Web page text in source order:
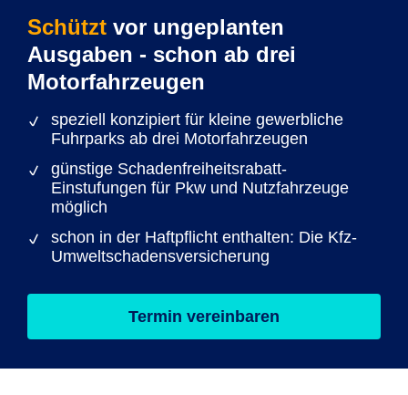
Schützt vor ungeplanten
Ausgaben - schon ab drei
Motorfahrzeugen
speziell konzipiert für kleine gewerbliche
Fuhrparks ab drei Motorfahrzeugen
günstige Schadenfreiheitsrabatt-
Einstufungen für Pkw und Nutzfahrzeuge
möglich
schon in der Haftpflicht enthalten: Die Kfz-
Umweltschadensversicherung
Termin vereinbaren